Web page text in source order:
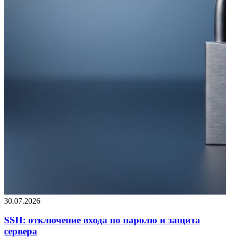
30.07.2026
SSH: отключение входа по паролю и защита
сервера